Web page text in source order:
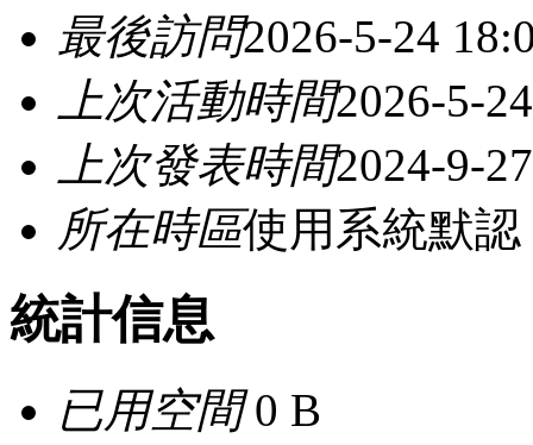
最後訪問2026-5-24
上次活動時間2026-5-
上次發表時間2024-9-
所在時區使用系統默認
統計信息
已用空間0 B